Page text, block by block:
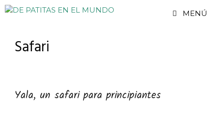
Saltar
MENÚ
Safari
Yala, un safari para principiantes